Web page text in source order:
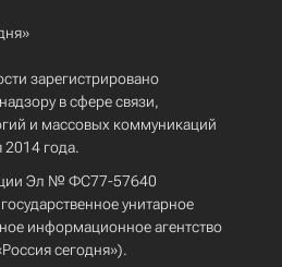
зарегистрировано
в сфере связи,
и массовых коммуникаций
года.
Эл № ФС77-57640
унитарное
информационное агентство
сегодня»).